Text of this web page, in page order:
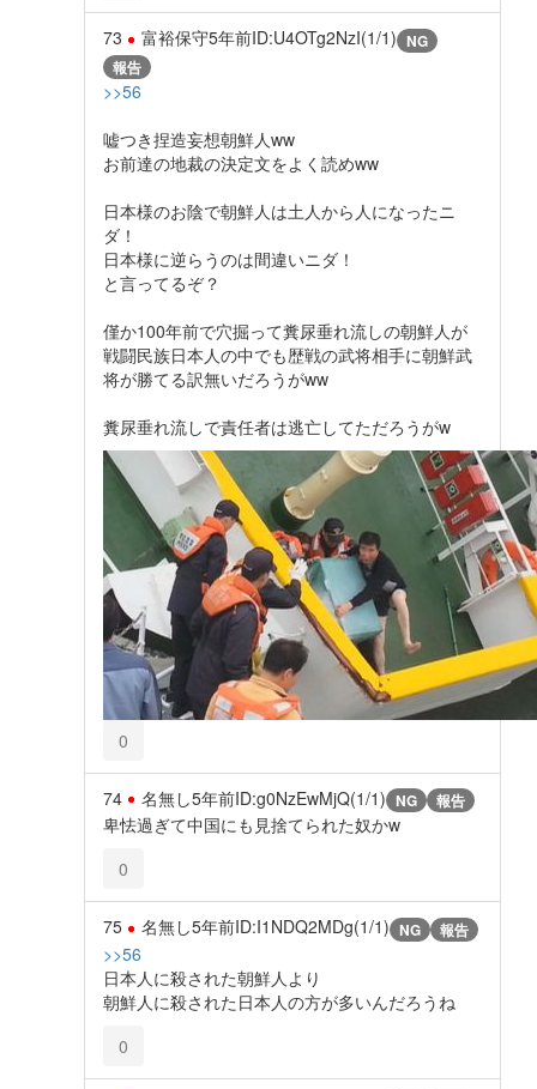
73 富裕保守5年前ID:U4OTg2NzI(1/1) NG
報告
>>56
嘘つき捏造妄想朝鮮人ww
お前達の地裁の決定文をよく読めww
日本様のお陰で朝鮮人は土人から人になったニ
ダ！
日本様に逆らうのは間違いニダ！
と言ってるぞ？
僅か100年前で穴掘って糞尿垂れ流しの朝鮮人が
戦闘民族日本人の中でも歴戦の武将相手に朝鮮武
将が勝てる訳無いだろうがww
糞尿垂れ流しで責任者は逃亡してただろうがw
0
74 名無し5年前ID:g0NzEwMjQ(1/1) NG 報告
卑怯過ぎて中国にも見捨てられた奴かw
0
75 名無し5年前ID:I1NDQ2MDg(1/1) NG 報告
>>56
日本人に殺された朝鮮人より
朝鮮人に殺された日本人の方が多いんだろうね
0